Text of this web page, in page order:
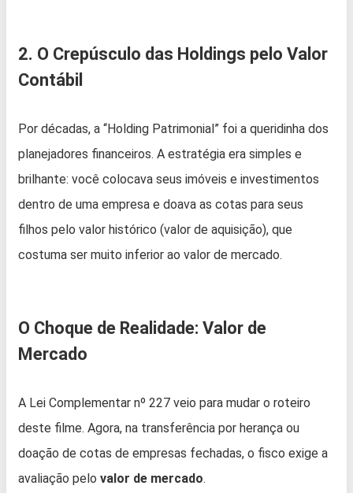
2. O Crepúsculo das Holdings pelo Valor
Contábil
Por décadas, a “Holding Patrimonial” foi a queridinha dos
planejadores financeiros. A estratégia era simples e
brilhante: você colocava seus imóveis e investimentos
dentro de uma empresa e doava as cotas para seus
filhos pelo valor histórico (valor de aquisição), que
costuma ser muito inferior ao valor de mercado.
O Choque de Realidade: Valor de
Mercado
A Lei Complementar nº 227 veio para mudar o roteiro
deste filme. Agora, na transferência por herança ou
doação de cotas de empresas fechadas, o fisco exige a
avaliação pelo valor de mercado.